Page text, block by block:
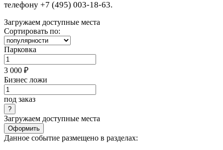
телефону +7 (495) 003-18-63.
Загружаем доступные места
Сортировать по:
Парковка
3 000 ₽
Бизнес ложи
под заказ
Загружаем доступные места
Оформить
Данное событие размещено в разделах: